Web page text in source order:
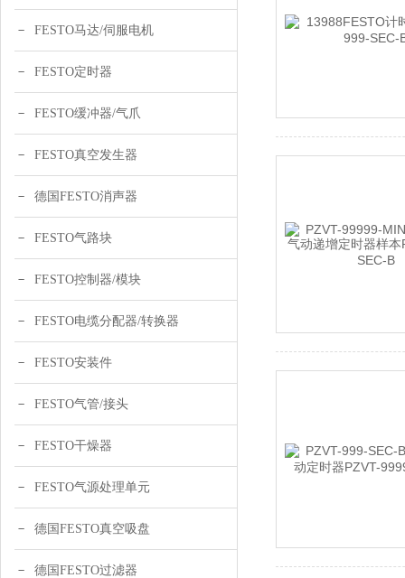
FESTO马达/伺服电机
FESTO定时器
FESTO缓冲器/气爪
FESTO真空发生器
德国FESTO消声器
FESTO气路块
FESTO控制器/模块
FESTO电缆分配器/转换器
FESTO安装件
FESTO气管/接头
FESTO干燥器
FESTO气源处理单元
德国FESTO真空吸盘
德国FESTO过滤器